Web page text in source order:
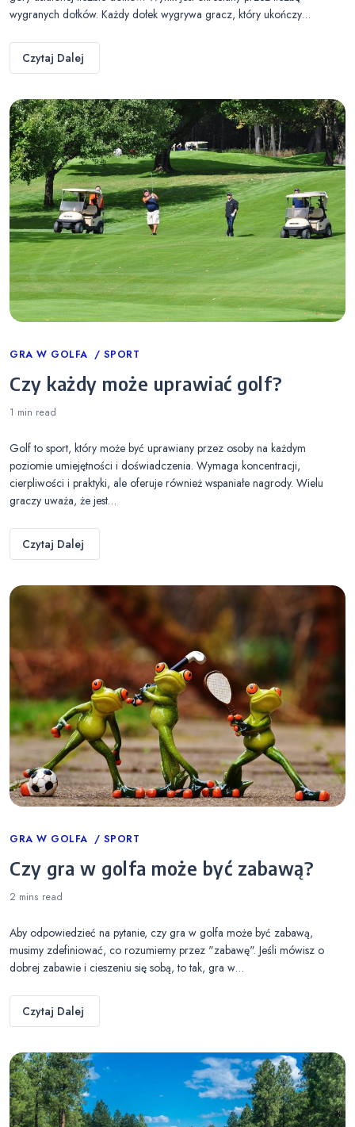
wygranych dołków. Każdy dołek wygrywa gracz, który ukończy…
Czytaj Dalej
Categories
GRA W GOLFA SPORT
Czy każdy może uprawiać golf?
1 min read
Golf to sport, który może być uprawiany przez osoby na każdym
poziomie umiejętności i doświadczenia. Wymaga koncentracji,
cierpliwości i praktyki, ale oferuje również wspaniałe nagrody. Wielu
graczy uważa, że jest…
Czytaj Dalej
Categories
GRA W GOLFA SPORT
Czy gra w golfa może być zabawą?
2 mins read
Aby odpowiedzieć na pytanie, czy gra w golfa może być zabawą,
musimy zdefiniować, co rozumiemy przez "zabawę". Jeśli mówisz o
dobrej zabawie i cieszeniu się sobą, to tak, gra w…
Czytaj Dalej